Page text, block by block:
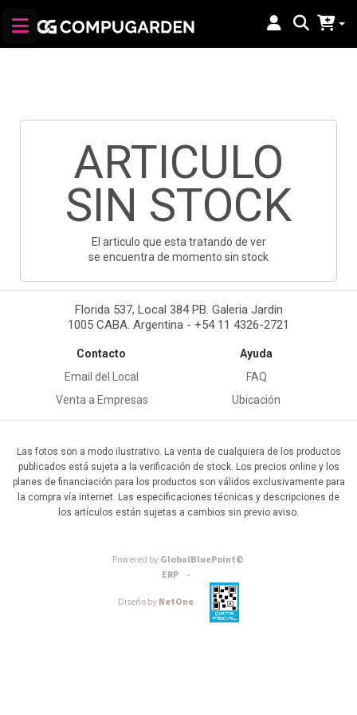
ARTICULO
SIN STOCK
El articulo que esta tratando de ver
se encuentra de momento sin stock
Florida 537, Local 384 PB. Galeria Jardin
1005 CABA. Argentina - +54 11 4326-2721
Contacto
Email del Local
Venta a Empresas
Ayuda
FAQ
Ubicación
Las fotos son a modo ilustrativo. La venta de cualquiera de los productos
publicados está sujeta a la verificación de stock. Los precios online y los
planes de financiación para los productos son válidos exclusivamente para
la compra vía internet. Las especificaciones técnicas y descripciones de
los artículos están sujetas a cambios sin previo aviso.
Powered byGlobalBluePoint©
ERP -
Diseño byNetOne